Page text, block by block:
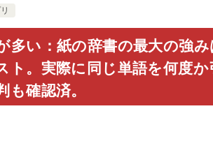
多い：紙の辞書の最大の強
ト。実際に同じ単語を何度か
確認済。